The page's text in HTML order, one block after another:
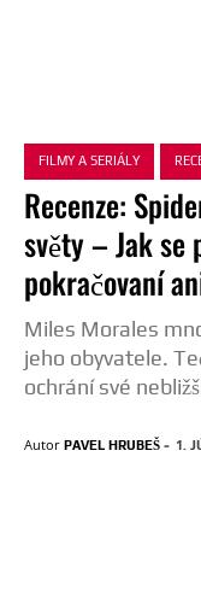
FILMY A SERIÁLY
Recenze:
světy – Jak se
pokračovaní
Miles Morales
jeho obyvatele.
ochrání své
Autor PAVEL HRUBEŠ - 1.